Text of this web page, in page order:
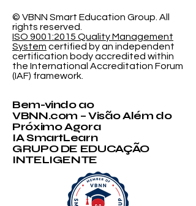
© VBNN Smart Education Group. All
rights reserved.
ISO 9001:2015 Quality Management
System certified by an independent
certification body accredited within
the International Accreditation Forum
(IAF) framework.
Bem-vindo ao
VBNN.com – Visão Além do
Próximo Agora
IA SmartLearn
GRUPO DE EDUCAÇÃO
INTELIGENTE